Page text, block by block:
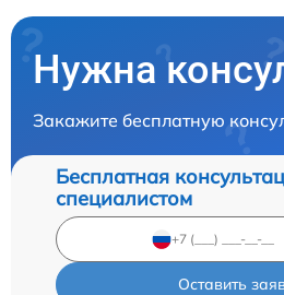
Нужна
Закажите бесплатную
Бесплатная
специалистом
Оставить